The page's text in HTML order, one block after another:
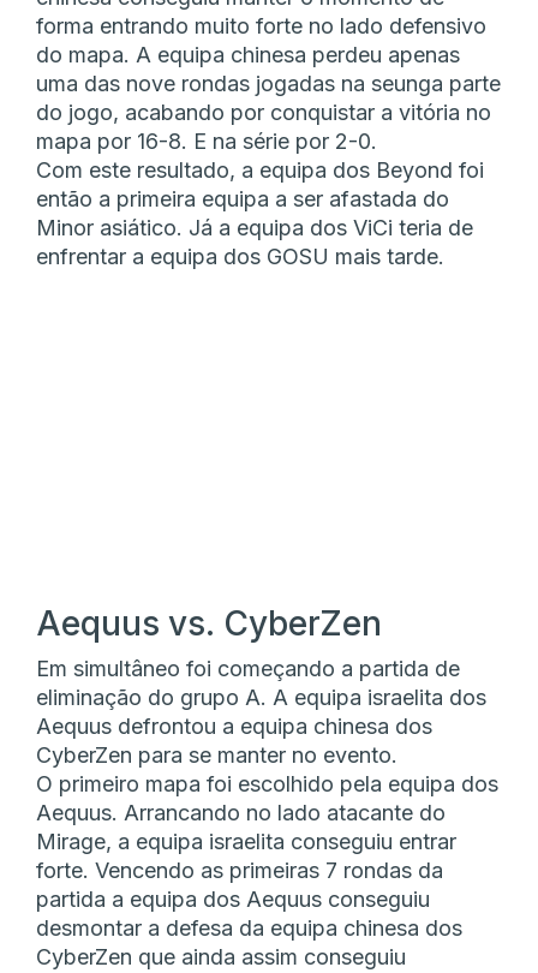
forma entrando muito forte no lado defensivo
do mapa. A equipa chinesa perdeu apenas
uma das nove rondas jogadas na seunga parte
do jogo, acabando por conquistar a vitória no
mapa por 16-8. E na série por 2-0.
Com este resultado, a equipa dos Beyond foi
então a primeira equipa a ser afastada do
Minor asiático. Já a equipa dos ViCi teria de
enfrentar a equipa dos GOSU mais tarde.
Aequus vs. CyberZen
Em simultâneo foi começando a partida de
eliminação do grupo A. A equipa israelita dos
Aequus defrontou a equipa chinesa dos
CyberZen para se manter no evento.
O primeiro mapa foi escolhido pela equipa dos
Aequus. Arrancando no lado atacante do
Mirage, a equipa israelita conseguiu entrar
forte. Vencendo as primeiras 7 rondas da
partida a equipa dos Aequus conseguiu
desmontar a defesa da equipa chinesa dos
CyberZen que ainda assim conseguiu